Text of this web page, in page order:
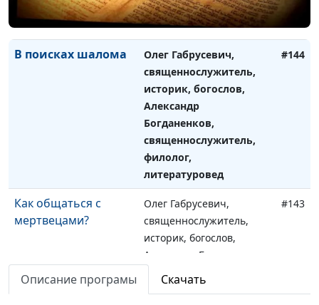
священнослужитель,
филолог, литературовед
В поисках шалома
Олег Габрусевич,
священнослужитель,
историк, богослов,
Александр
Богданенков,
священнослужитель,
филолог,
литературовед
#144
Как общаться с
мертвецами?
Олег Габрусевич,
священнослужитель,
историк, богослов,
Александр Богданенков,
#143
Описание програмы Скачать